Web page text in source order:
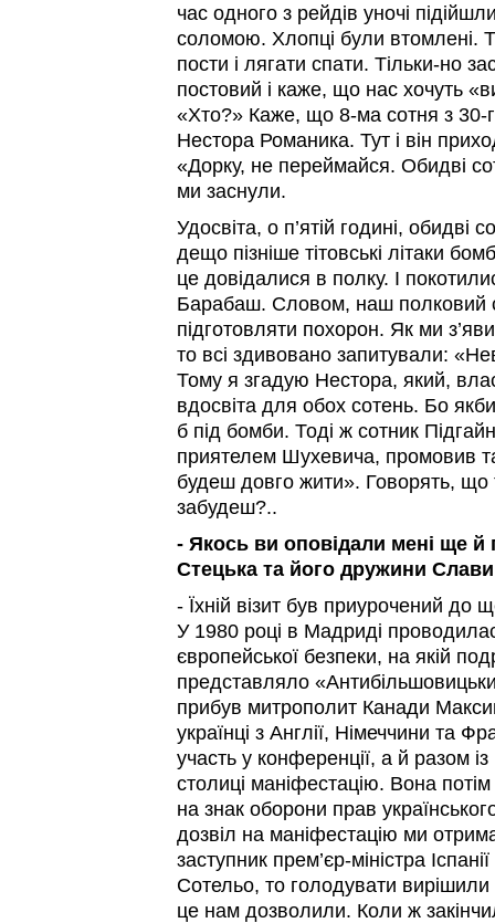
час одного з рейдів уночі
соломою. Хлопці були втомлені.
пости і лягати спати. Тільки-но
постовий і каже, що нас хочуть
«Хто?» Каже, що 8-ма сотня з 30-
Нестора Романика. Тут і він
«Дорку, не переймайся. Обидві
ми заснули.
Удосвіта, о п’ятій годині, обидві
дещо пізніше тітовські літаки
це довідалися в полку. І
Барабаш. Словом, наш полковий
підготовляти похорон. Як ми
то всі здивовано запитували:
Тому я згадую Нестора, який,
вдосвіта для обох сотень. Бо
б під бомби. Тоді ж сотник
приятелем Шухевича, промовив
будеш довго жити». Говорять, що
забудеш?..
- Якось ви оповідали мені ще й
Стецька та його дружини
- Їхній візит був приурочений до
У 1980 році в Мадриді
європейської безпеки, на якій
представляло
прибув митрополит Канади
українці з Англії, Німеччини та
участь у конференції, а й разом
столиці маніфестацію. Вона
на знак оборони прав
дозвіл на маніфестацію ми
заступник прем’єр-міністра
Сотельо, то голодувати
це нам дозволили. Коли ж